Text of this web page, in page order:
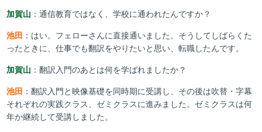
加賀山 ：通信教育ではなく、学校に通われたんですか？
池田 ：はい。フェローさんに直接通いました。そうしてしばらくた
ったときに、仕事でも翻訳をやりたいと思い、転職したんです。
加賀山 ：翻訳入門のあとは何を学ばれましたか？
池田 ：翻訳入門と映像基礎を同時期に受講し、その後は吹替・字幕
それぞれの実践クラス、ゼミクラスに進みました。ゼミクラスは何
年か継続して受講しました。